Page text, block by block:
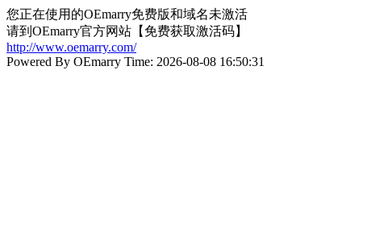
您正在使用的OEmarry免费版和域名未激活
请到OEmarry官方网站【免费获取激活码】
http://www.oemarry.com/
Powered By OEmarry Time: 2026-08-08 16:50:31